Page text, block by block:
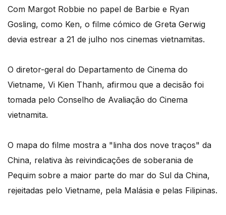
Com Margot Robbie no papel de Barbie e Ryan
Gosling, como Ken, o filme cómico de Greta Gerwig
devia estrear a 21 de julho nos cinemas vietnamitas.
O diretor-geral do Departamento de Cinema do
Vietname, Vi Kien Thanh, afirmou que a decisão foi
tomada pelo Conselho de Avaliação do Cinema
vietnamita.
O mapa do filme mostra a "linha dos nove traços" da
China, relativa às reivindicações de soberania de
Pequim sobre a maior parte do mar do Sul da China,
rejeitadas pelo Vietname, pela Malásia e pelas Filipinas.